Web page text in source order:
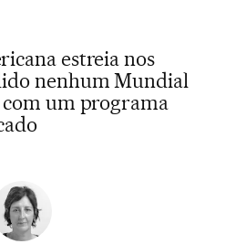
estreia nos
nenhum Mundial
um programa